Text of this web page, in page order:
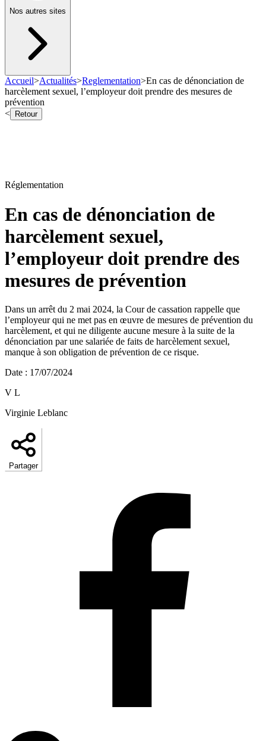
Nos autres sites
Accueil>Actualités>Reglementation>En cas de dénonciation de
harcèlement sexuel, l’employeur doit prendre des mesures de
prévention
<
Retour
Réglementation
En cas de dénonciation de
harcèlement sexuel,
l’employeur doit prendre des
mesures de prévention
Dans un arrêt du 2 mai 2024, la Cour de cassation rappelle que
l’employeur qui ne met pas en œuvre de mesures de prévention du
harcèlement, et qui ne diligente aucune mesure à la suite de la
dénonciation par une salariée de faits de harcèlement sexuel,
manque à son obligation de prévention de ce risque.
Date : 17/07/2024
V L
Virginie Leblanc
Partager